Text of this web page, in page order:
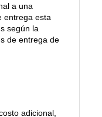
a una
entrega esta
según la
de entrega de
adicional,